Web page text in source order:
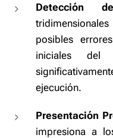
Detección
posibles
iniciales del
ejecución.
Presentación
impresiona a